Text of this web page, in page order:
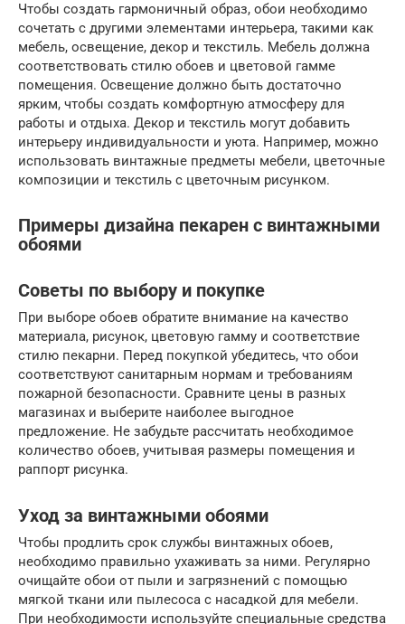
Чтобы создать гармоничный образ, обои необходимо
сочетать с другими элементами интерьера, такими как
мебель, освещение, декор и текстиль. Мебель должна
соответствовать стилю обоев и цветовой гамме
помещения. Освещение должно быть достаточно
ярким, чтобы создать комфортную атмосферу для
работы и отдыха. Декор и текстиль могут добавить
интерьеру индивидуальности и уюта. Например, можно
использовать винтажные предметы мебели, цветочные
композиции и текстиль с цветочным рисунком.
Примеры дизайна пекарен с винтажными
обоями
Советы по выбору и покупке
При выборе обоев обратите внимание на качество
материала, рисунок, цветовую гамму и соответствие
стилю пекарни. Перед покупкой убедитесь, что обои
соответствуют санитарным нормам и требованиям
пожарной безопасности. Сравните цены в разных
магазинах и выберите наиболее выгодное
предложение. Не забудьте рассчитать необходимое
количество обоев, учитывая размеры помещения и
раппорт рисунка.
Уход за винтажными обоями
Чтобы продлить срок службы винтажных обоев,
необходимо правильно ухаживать за ними. Регулярно
очищайте обои от пыли и загрязнений с помощью
мягкой ткани или пылесоса с насадкой для мебели.
При необходимости используйте специальные средства